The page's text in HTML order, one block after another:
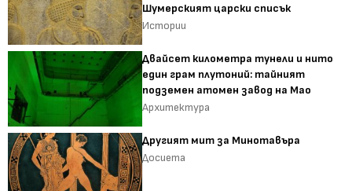
Шумерският царски списък
Истории
Двайсет километра тунели и нито
един грам плутоний: тайният
подземен атомен завод на Мао
Архитектура
Другият мит за Минотавъра
Досиета